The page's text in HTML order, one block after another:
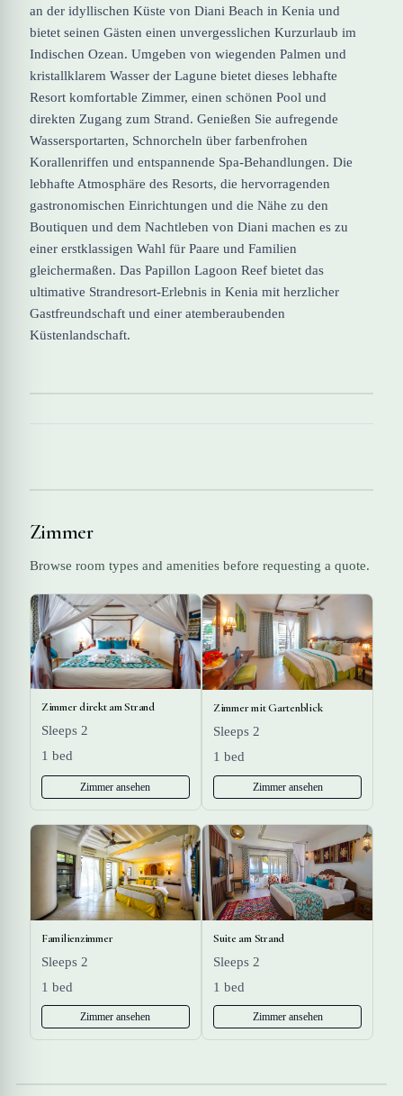
an der idyllischen Küste von Diani Beach in Kenia und
bietet seinen Gästen einen unvergesslichen Kurzurlaub im
Indischen Ozean. Umgeben von wiegenden Palmen und
kristallklarem Wasser der Lagune bietet dieses lebhafte
Resort komfortable Zimmer, einen schönen Pool und
direkten Zugang zum Strand. Genießen Sie aufregende
Wassersportarten, Schnorcheln über farbenfrohen
Korallenriffen und entspannende Spa-Behandlungen. Die
lebhafte Atmosphäre des Resorts, die hervorragenden
gastronomischen Einrichtungen und die Nähe zu den
Boutiquen und dem Nachtleben von Diani machen es zu
einer erstklassigen Wahl für Paare und Familien
gleichermaßen. Das Papillon Lagoon Reef bietet das
ultimative Strandresort-Erlebnis in Kenia mit herzlicher
Gastfreundschaft und einer atemberaubenden
Küstenlandschaft.
Zimmer
Browse room types and amenities before requesting a quote.
Zimmer direkt am Strand
Sleeps 2
1 bed
Zimmer ansehen
Zimmer mit Gartenblick
Sleeps 2
1 bed
Zimmer ansehen
Familienzimmer
Sleeps 2
1 bed
Zimmer ansehen
Suite am Strand
Sleeps 2
1 bed
Zimmer ansehen